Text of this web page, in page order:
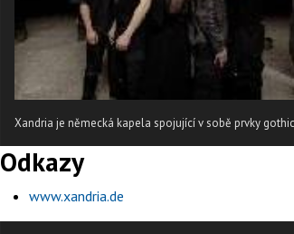
Xandria je německá kapela spojující v sobě prvky
Odkazy
www.xandria.de